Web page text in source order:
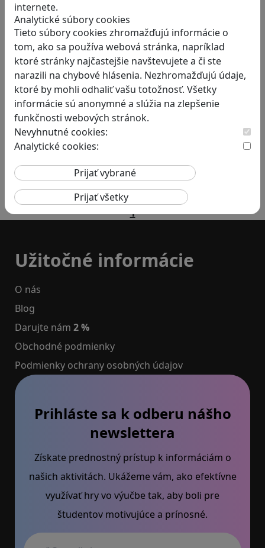
internete.
Analytické súbory cookies
Tieto súbory cookies zhromažďujú informácie o
tom, ako sa používa webová stránka, napríklad
ktoré stránky najčastejšie navštevujete a či ste
narazili na chybové hlásenia. Nezhromažďujú údaje,
ktoré by mohli odhaliť vašu totožnosť. Všetky
informácie sú anonymné a slúžia na zlepšenie
funkčnosti webových stránok.
Nevyhnutné cookies:
Analytické cookies:
RECENZIE
Vzdelávacie dobrodružstvo:
Objavujte svet zvierat cez
interaktívnu hru Jak zvířata
fungují?
Hra „Jak zvířata fungují“ otvára deťom…
1
Užitočné informácie
O nás
Blog
Darujte nám 2 %
Obchodné podmienky
Podmienky ochrany osobných údajov
Prihláste sa k odberu nášho
newslettera
Získate prednostný prístup k informáciám o
našich aktivitách. Ukážeme vám, ako efektívne
využívať hry vo výučbe tak, aby boli pre
študentov motivujúce a prínosné.